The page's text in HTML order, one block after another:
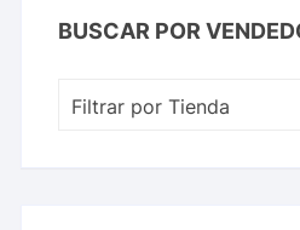
BUSCAR POR
Filtrar por Tienda